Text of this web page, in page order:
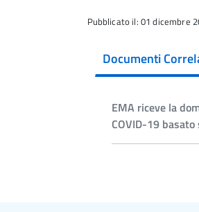
Pubblicato il: 01 dicembre
Documenti
EMA riceve la
COVID-19